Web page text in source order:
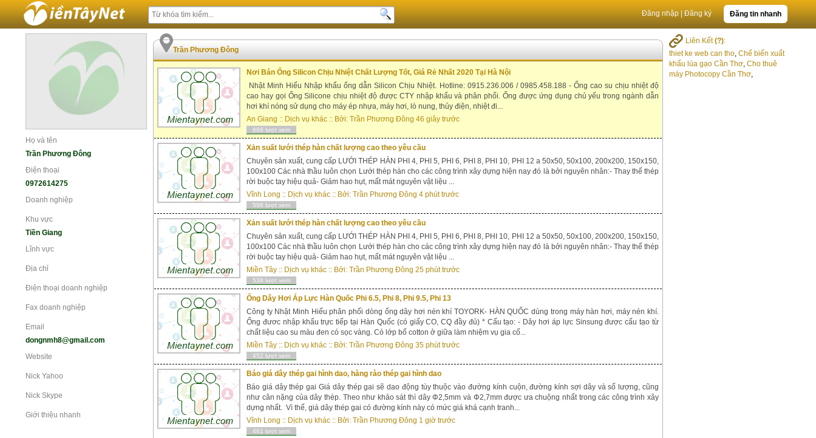
Đăng tin nhanh
Đăng nhập Đăng ký
Họ và tên
Trần Phương Đông
Điện thoại
0972614275
Doanh nghiệp
Khu vực
Tiền Giang
Lĩnh vực
Địa chỉ
Điện thoại doanh nghiệp
Fax doanh nghiệp
Email
dongnmh8@gmail.com
Website
Nick Yahoo
Nick Skype
Giới thiệu nhanh
Liên Kết(?):
thiet ke web can tho, Chế biến xuất
khẩu lúa gạo Cần Thơ, Cho thuê
máy Photocopy Cần Thơ,
Trần Phương Đông
Nơi Bán Ống Silicon Chịu Nhiệt Chất Lượng Tốt, Giá Rẻ Nhất 2020 Tại Hà Nội
Nhật Minh Hiếu Nhập khẩu ống dẫn Silicon Chịu Nhiệt. Hotline: 0915.236.006 / 0985.458.188 - Ống cao su chịu nhiệt độ
cao hay gọi Ống Silicone chịu nhiệt độ được CTY nhập khẩu và phân phối. Ống được ứng dụng chủ yếu trong ngành dẫn
hơi khí nóng sử dụng cho máy ép nhựa, máy hơi, lò nung, thủy điện, nhiệt đi...
An Giang :: Dịch vụ khác :: Bởi: Trần Phương Đông 46 giây trước
666 lượt xem
Xản suất lưới thép hàn chất lượng cao theo yêu cầu
Chuyên sản xuất, cung cấp LƯỚI THÉP HÀN PHI 4, PHI 5, PHI 6, PHI 8, PHI 10, PHI 12 a 50x50, 50x100, 200x200, 150x150,
100x100 Các nhà thầu luôn chọn Lưới thép hàn cho các công trình xây dựng hiện nay đó là bởi nguyên nhân:- Thay thế thép
rời buộc tay hiệu quả- Giảm hao hụt, mất mát nguyên vật liệu ...
Vĩnh Long :: Dịch vụ khác :: Bởi: Trần Phương Đông 4 phút trước
596 lượt xem
Xản suất lưới thép hàn chất lượng cao theo yêu cầu
Chuyên sản xuất, cung cấp LƯỚI THÉP HÀN PHI 4, PHI 5, PHI 6, PHI 8, PHI 10, PHI 12 a 50x50, 50x100, 200x200, 150x150,
100x100 Các nhà thầu luôn chọn Lưới thép hàn cho các công trình xây dựng hiện nay đó là bởi nguyên nhân:- Thay thế thép
rời buộc tay hiệu quả- Giảm hao hụt, mất mát nguyên vật liệu ...
Miền Tây :: Dịch vụ khác :: Bởi: Trần Phương Đông 25 phút trước
538 lượt xem
Ống Dây Hơi Áp Lực Hàn Quốc Phi 6.5, Phi 8, Phi 9.5, Phi 13
Công ty Nhật Minh Hiếu phân phối dòng ống dây hơi nén khí TOYORK- HÀN QUỐC dùng trong máy hàn hơi, máy nén khí.
Ống đươc nhập khẩu trực tiếp tại Hàn Quốc (có giấy CO, CQ đầy đủ) * Cấu tạo: - Dây hơi áp lực Sinsung được cấu tạo từ
chất liệu cao su màu đen có sọc vàng. Có lớp bố cotton ở giữa làm nhiệm vụ gia cố...
Miền Tây :: Dịch vụ khác :: Bởi: Trần Phương Đông 35 phút trước
452 lượt xem
Báo giá dây thép gai hình dao, hàng rào thép gai hình dao
Báo giá dây thép gai Giá dây thép gai sẽ dao động tùy thuộc vào đường kính cuộn, đường kính sợi dây và số lượng, cũng
như cân nặng của dây thép. Theo như khảo sát thì dây Φ2,5mm và Φ2,7mm được ưa chuộng nhất trong các công trình xây
dựng nhất. Vì thế, giá dây thép gai có đường kính này có mức giá khá cạnh tranh...
Vĩnh Long :: Dịch vụ khác :: Bởi: Trần Phương Đông 1 giờ trước
461 lượt xem